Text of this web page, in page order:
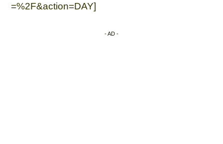
=%2F&action=DAY]
- AD -